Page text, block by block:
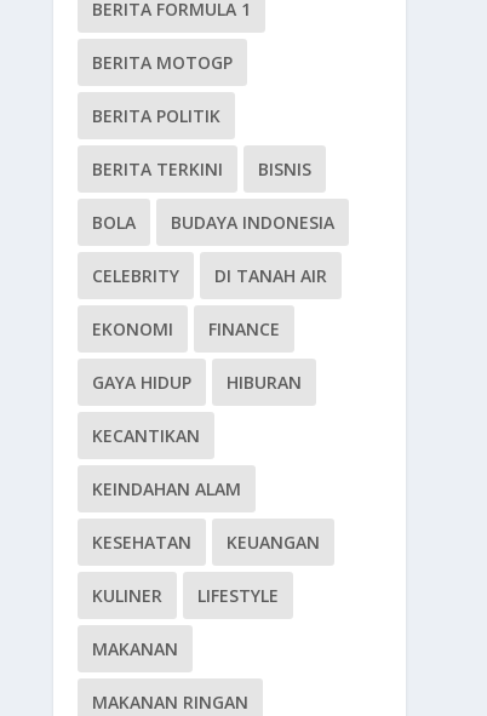
BERITA FORMULA 1
BERITA MOTOGP
BERITA POLITIK
BERITA TERKINI BISNIS
BOLA BUDAYA INDONESIA
CELEBRITY DI TANAH AIR
EKONOMI FINANCE
GAYA HIDUP HIBURAN
KECANTIKAN
KEINDAHAN ALAM
KESEHATAN KEUANGAN
KULINER LIFESTYLE
MAKANAN
MAKANAN RINGAN